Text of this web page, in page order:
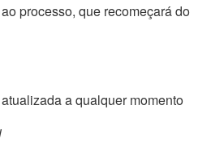
processo, que recomeçará do
a qualquer momento